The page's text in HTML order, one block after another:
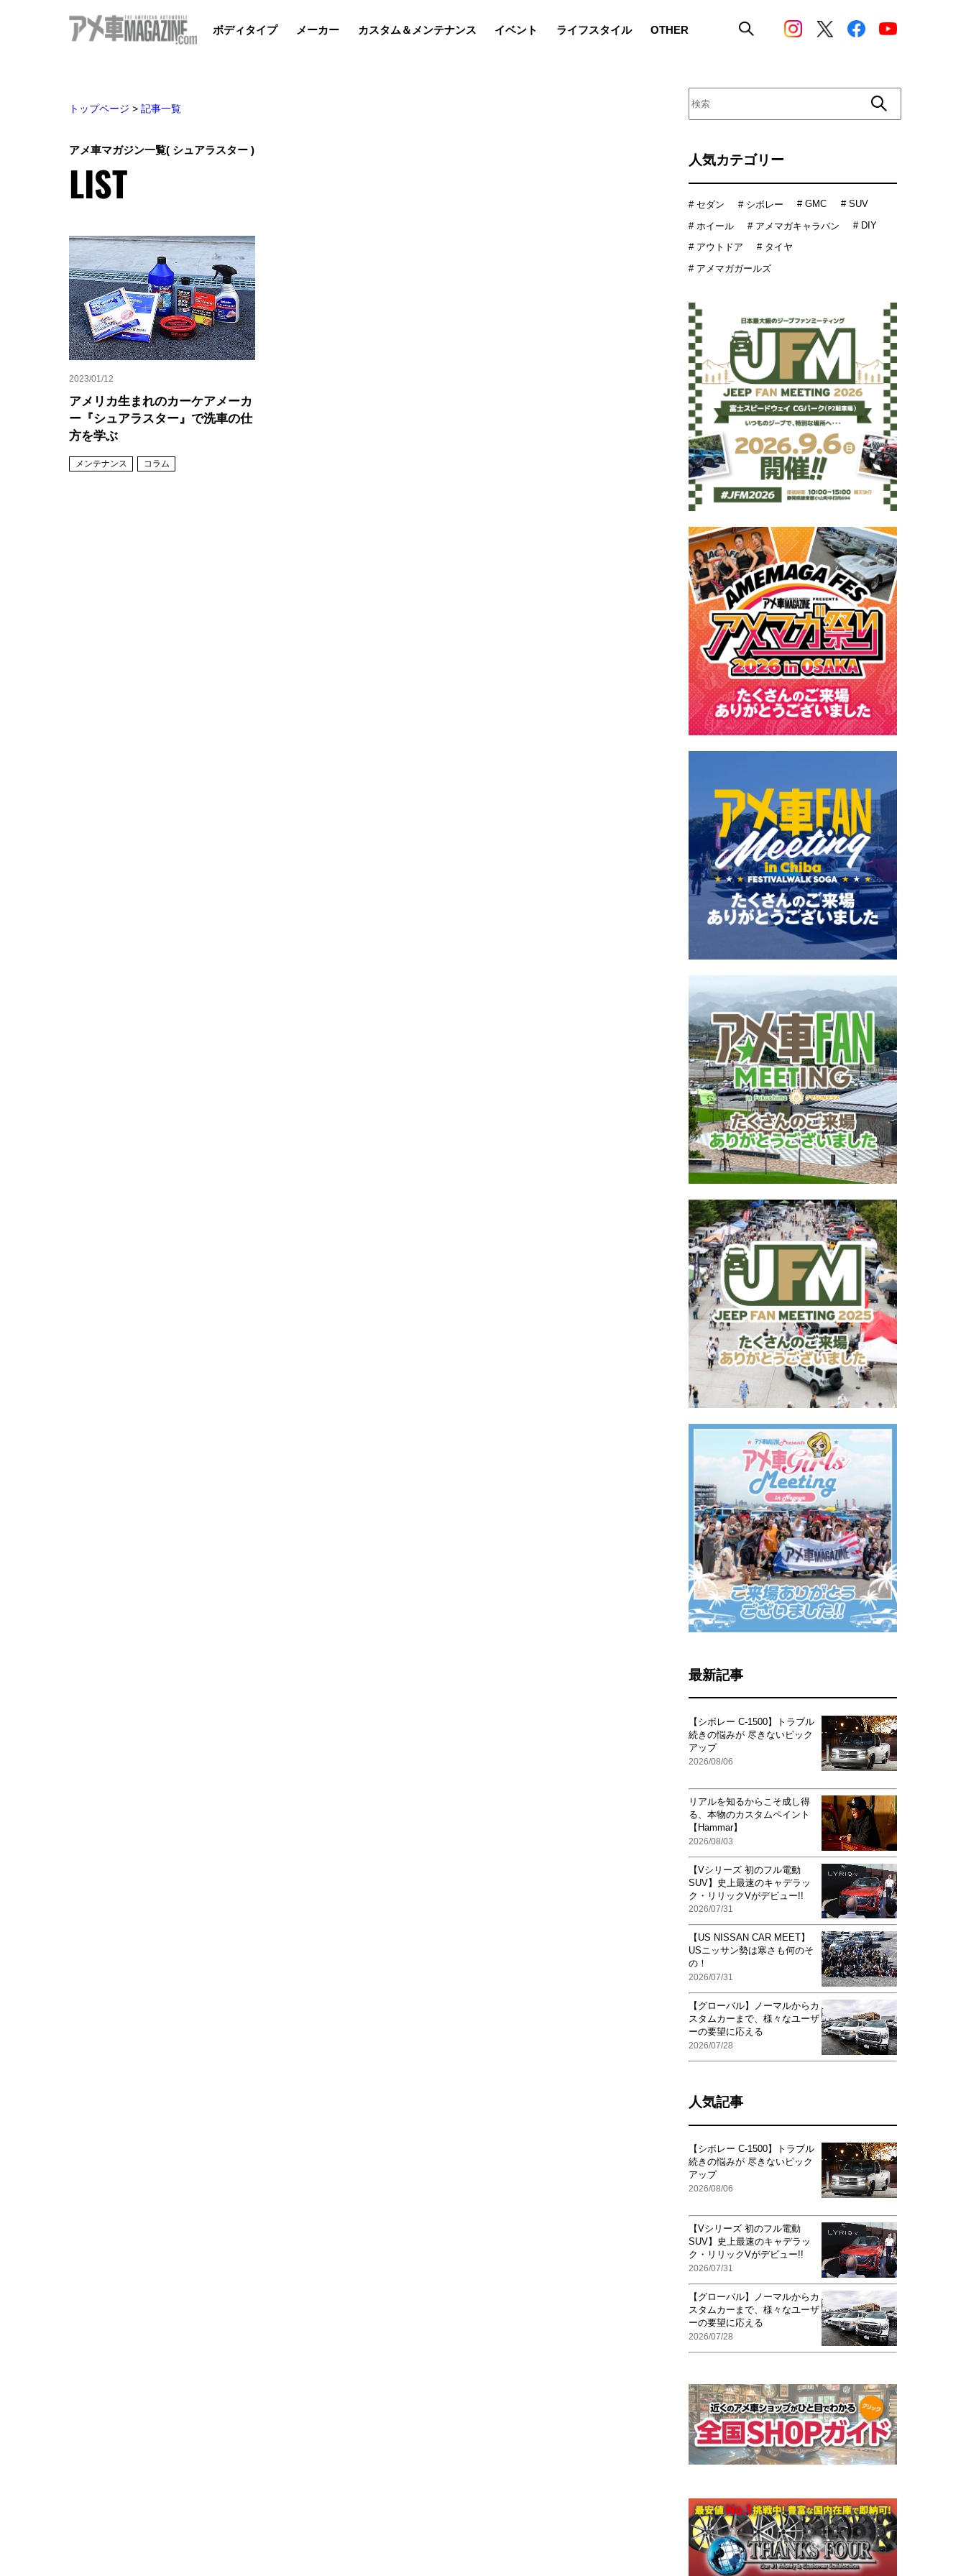
ボディタイプ メーカー カスタム＆メンテナンス イベント ライフスタイル OTHER
トップページ > 記事一覧
アメ車マガジン一覧( シュアラスター )
LIST
2023/01/12
アメリカ生まれのカーケアメーカ
ー『シュアラスター』で洗車の仕
方を学ぶ
メンテナンス コラム
人気カテゴリー
# セダン # シボレー # GMC # SUV
# ホイール # アメマガキャラバン # DIY
# アウトドア
# タイヤ
# アメマガガールズ
最新記事
【シボレー C-1500】トラブル
続きの悩みが 尽きないピック
アップ
2026/08/06
リアルを知るからこそ成し得
る、本物のカスタムペイント
【Hammar】
2026/08/03
【Vシリーズ 初のフル電動
SUV】史上最速のキャデラッ
ク・リリックVがデビュー!!
2026/07/31
【US NISSAN CAR MEET】
USニッサン勢は寒さも何のそ
の！
2026/07/31
【グローバル】ノーマルからカ
スタムカーまで、様々なユーザ
ーの要望に応える
2026/07/28
人気記事
【シボレー C-1500】トラブル
続きの悩みが 尽きないピック
アップ
2026/08/06
【Vシリーズ 初のフル電動
SUV】史上最速のキャデラッ
ク・リリックVがデビュー!!
2026/07/31
【グローバル】ノーマルからカ
スタムカーまで、様々なユーザ
ーの要望に応える
2026/07/28